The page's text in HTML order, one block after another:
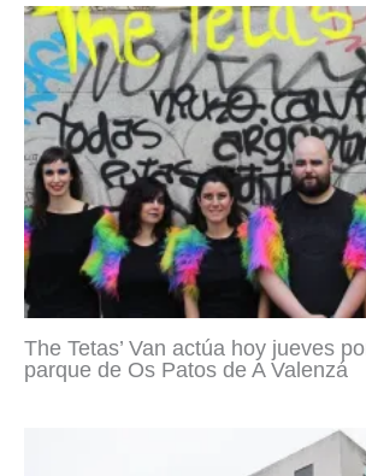
The Tetas’ Van actúa hoy jueves
parque de Os Patos de A Valenzá